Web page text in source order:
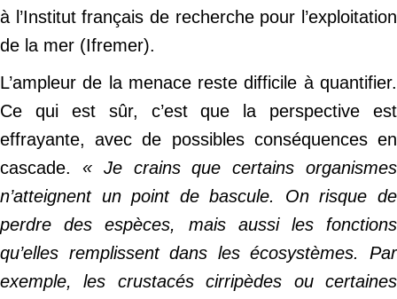
à l’Institut français de recherche pour l’exploitation
de la mer (Ifremer).
L’ampleur de la menace reste difficile à quantifier.
Ce qui est sûr, c’est que la perspective est
effrayante, avec de possibles conséquences en
cascade. « Je crains que certains organismes
n’atteignent un point de bascule. On risque de
perdre des espèces, mais aussi les fonctions
qu’elles remplissent dans les écosystèmes. Par
exemple, les crustacés cirripèdes ou certaines